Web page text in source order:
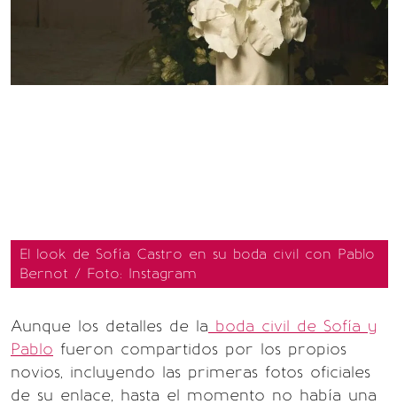
El look de Sofía Castro en su boda civil con Pablo
Bernot / Foto: Instagram
Aunque los detalles de la boda civil de Sofía y
Pablo fueron compartidos por los propios
novios, incluyendo las primeras fotos oficiales
de su enlace, hasta el momento no había una